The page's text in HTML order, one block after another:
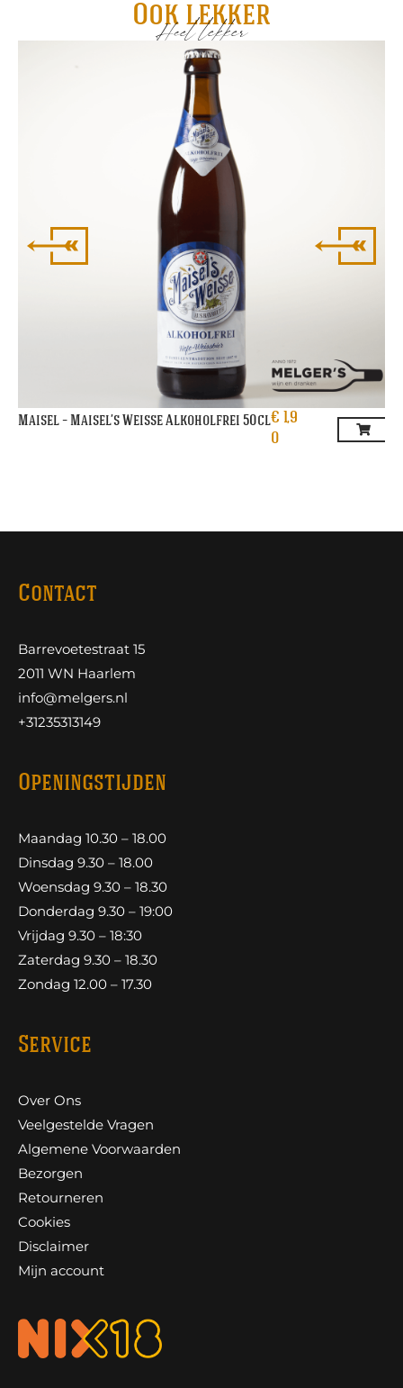
Ook lekker
Heel lekker
Maisel – Maisel’s Weisse Alkoholfrei 50cl€ 1,9
0
Contact
Barrevoetestraat 15
2011 WN Haarlem
info@melgers.nl
+31235313149
Openingstijden
Maandag 10.30 – 18.00
Dinsdag 9.30 – 18.00
Woensdag 9.30 – 18.30
Donderdag 9.30 – 19:00
Vrijdag 9.30 – 18:30
Zaterdag 9.30 – 18.30
Zondag 12.00 – 17.30
Service
Over Ons
Veelgestelde Vragen
Algemene Voorwaarden
Bezorgen
Retourneren
Cookies
Disclaimer
Mijn account